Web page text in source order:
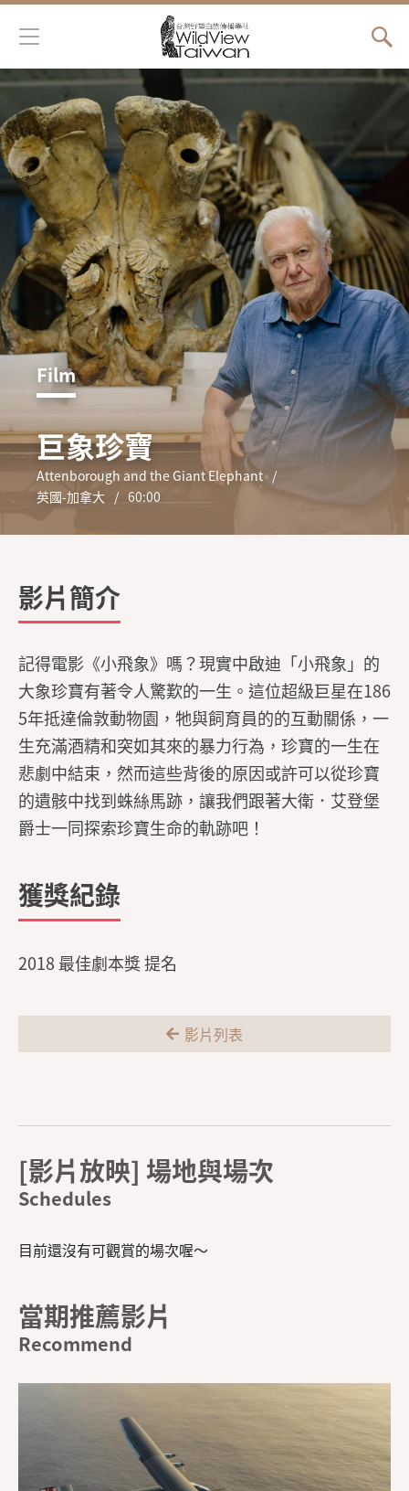
Jump to Navigation
Jump to Main content
您在這裡
Film
巨象珍寶
Attenborough and the Giant Elephant
英國-加拿大
60:00
影片簡介
記得電影《小飛象》嗎？現實中啟迪「小飛象」的
大象珍寶有著令人驚歎的一生。這位超級巨星在186
5年抵達倫敦動物園，牠與飼育員的的互動關係，一
生充滿酒精和突如其來的暴力行為，珍寶的一生在
悲劇中結束，然而這些背後的原因或許可以從珍寶
的遺骸中找到蛛絲馬跡，讓我們跟著大衛．艾登堡
爵士一同探索珍寶生命的軌跡吧！
獲獎紀錄
2018 最佳劇本獎 提名
影片列表
[影片放映] 場地與場次
目前還沒有可觀賞的場次喔～
當期推薦影片